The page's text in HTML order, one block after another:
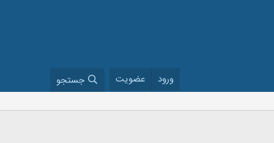
ورود عضویت جستجو